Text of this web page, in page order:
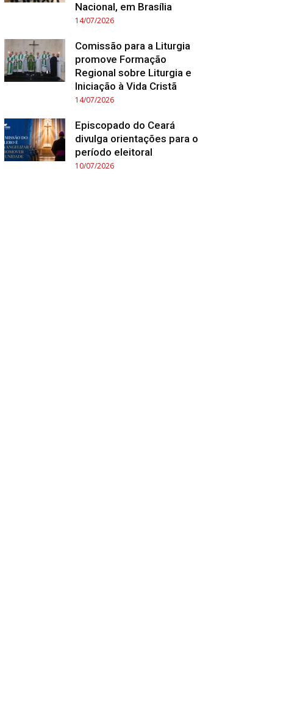
Nacional, em Brasília
14/07/2026
Comissão para a Liturgia
promove Formação
Regional sobre Liturgia e
Iniciação à Vida Cristã
14/07/2026
Episcopado do Ceará
divulga orientações para o
período eleitoral
10/07/2026